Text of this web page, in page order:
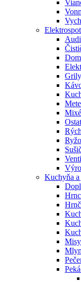
Kuchyňa a